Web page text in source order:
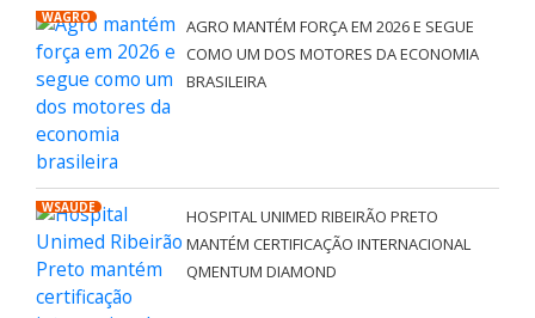
WAGRO
AGRO MANTÉM FORÇA EM 2026 E SEGUE
COMO UM DOS MOTORES DA ECONOMIA
BRASILEIRA
WSAÚDE
HOSPITAL UNIMED RIBEIRÃO PRETO
MANTÉM CERTIFICAÇÃO INTERNACIONAL
QMENTUM DIAMOND